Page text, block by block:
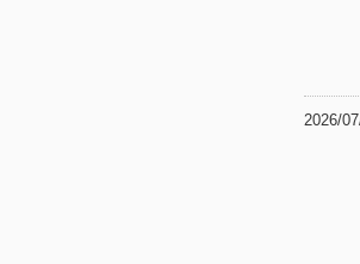
2026/